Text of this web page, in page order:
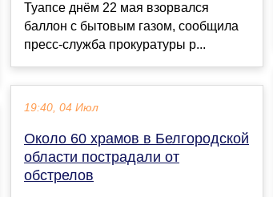
Туапсе днём 22 мая взорвался
баллон с бытовым газом, сообщила
пресс-служба прокуратуры р...
19:40, 04 Июл
Около 60 храмов в Белгородской
области пострадали от
обстрелов